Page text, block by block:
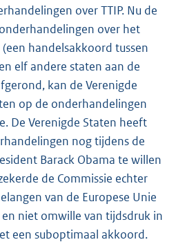
over TTIP. Nu de
over het
(een handelsakkoord tussen
elf andere staten aan de
kan de Verenigde
op de onderhandelingen
De Verenigde Staten heeft
nog tijdens de
Barack Obama te willen
de Commissie echter
van de Europese Unie
niet omwille van tijdsdruk in
een suboptimaal akkoord.